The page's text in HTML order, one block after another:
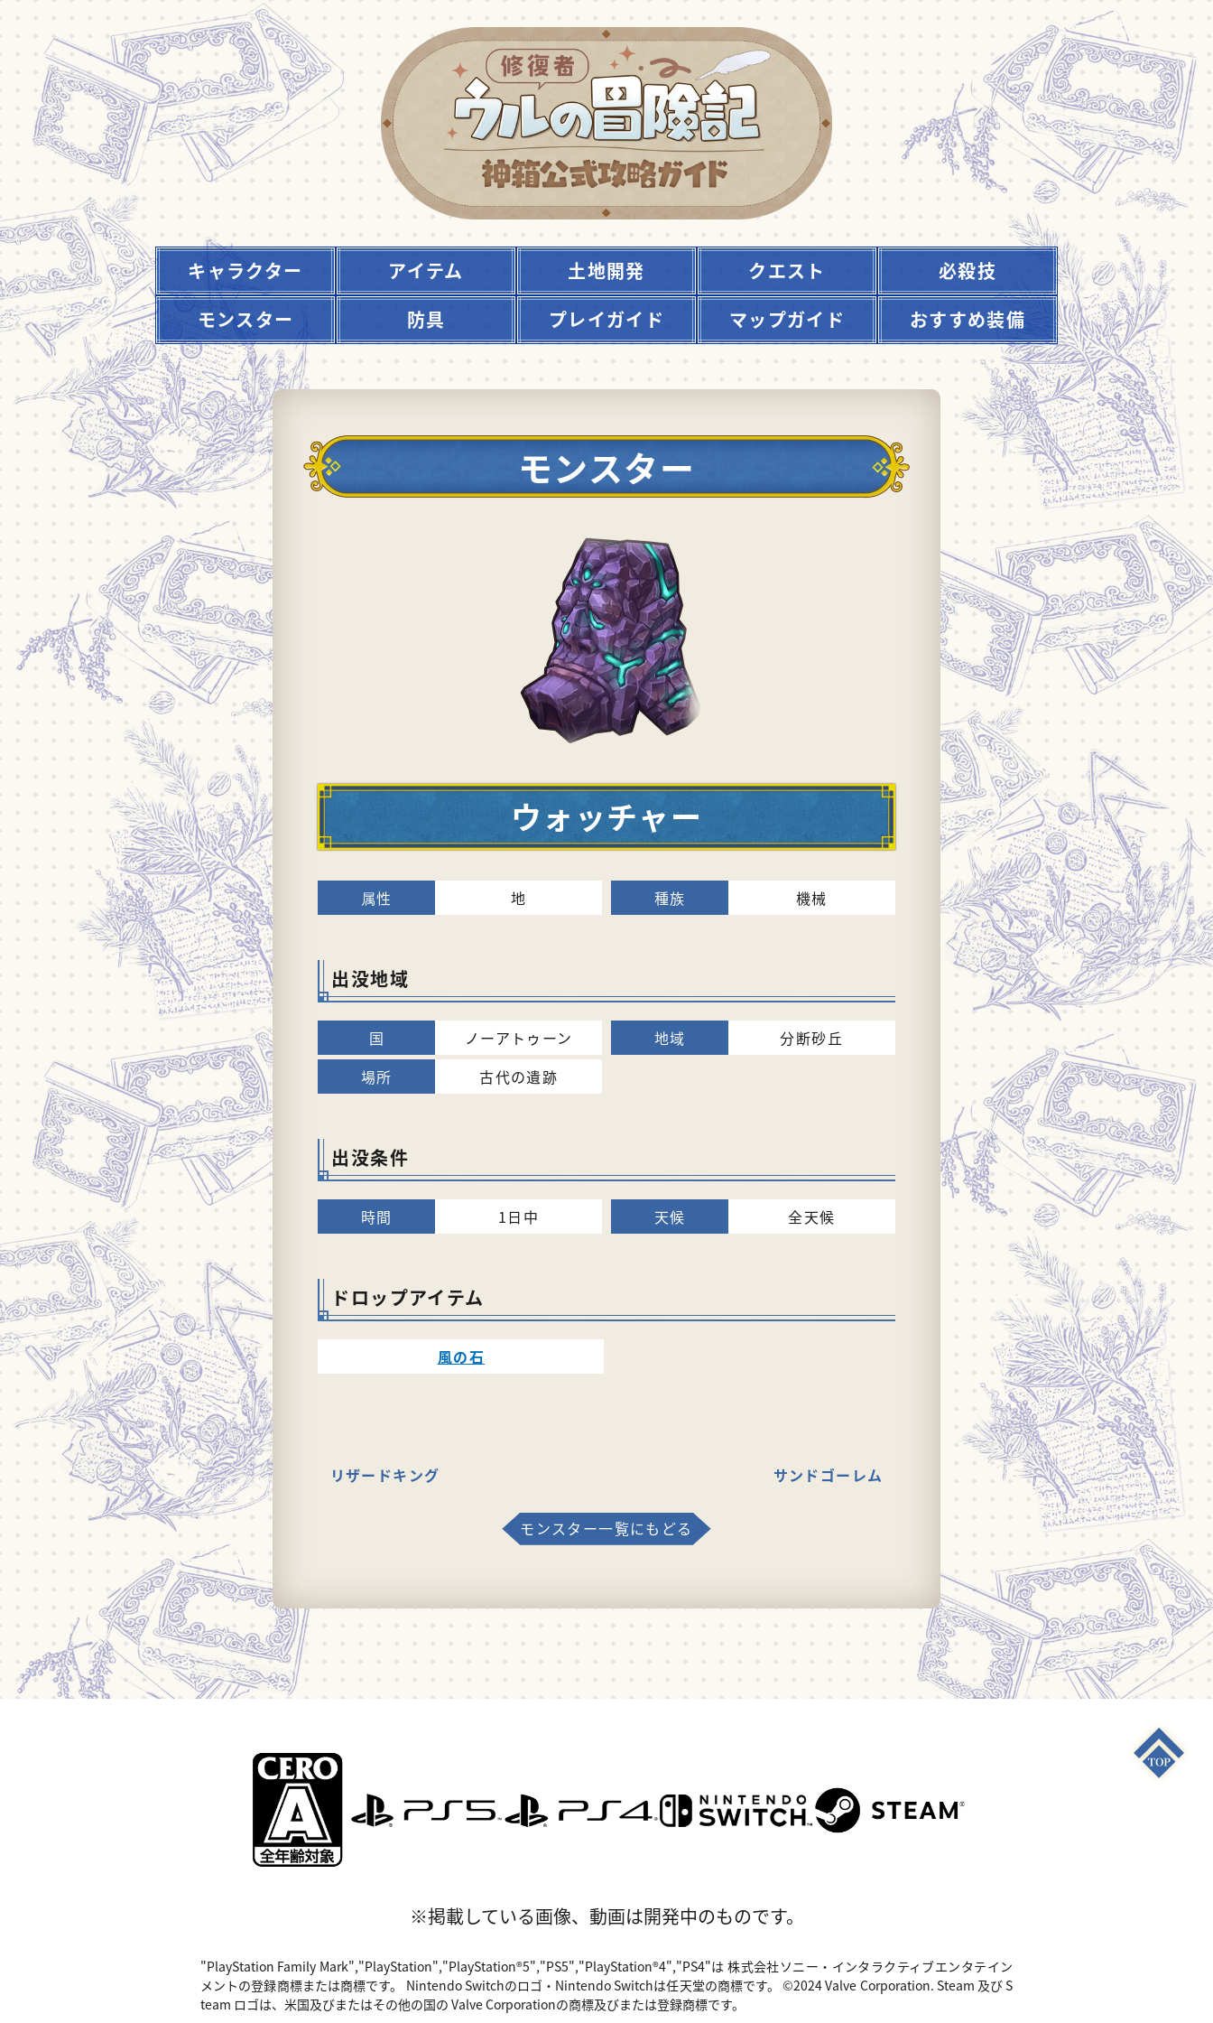
キャラクター アイテム 土地開発 クエスト
必殺技
モンスター
防具 プレイガイド マップガイド おすすめ装備
モンスター
ウォッチャー
地 機械
出没地域
ノーアトゥーン
分断砂丘
古代の遺跡
出没条件
1日中 全天候
ドロップアイテム
風の石
リザードキング サンドゴーレム
モンスター一覧にもどる
※掲載している画像、動画は開発中のものです。
"PlayStation Family Mark","PlayStation","PlayStation®5","PS5","PlayStation®4","PS4"は 株式会社ソニー・インタラクティブエンタテイン
メントの登録商標または商標です。 Nintendo Switchのロゴ・Nintendo Switchは任天堂の商標です。 ©2024 Valve Corporation. Steam 及び S
team ロゴは、米国及びまたはその他の国の Valve Corporationの商標及びまたは登録商標です。